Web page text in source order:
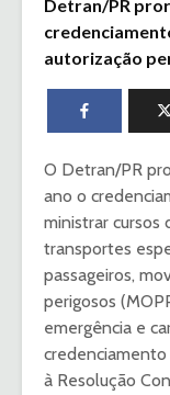
Detran/PR
autorização
O Detran/PR
ano o
ministrar cursos
transportes
passageiros,
perigosos
emergência e
à Resolução